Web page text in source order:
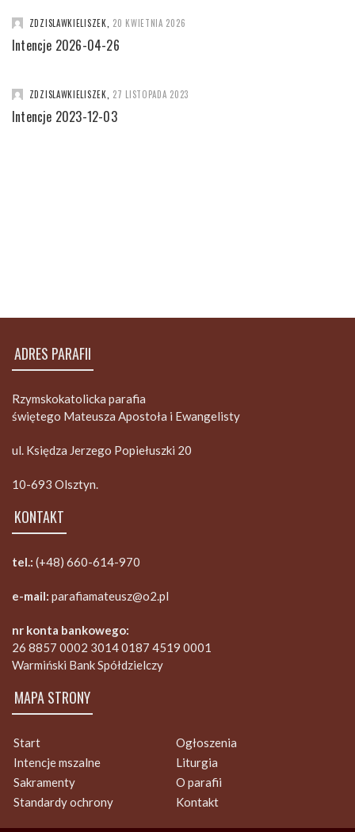
ZDZISLAWKIELISZEK 20 KWIETNIA 2026
Intencje 2026-04-26
ZDZISLAWKIELISZEK 27 LISTOPADA 2023
Intencje 2023-12-03
ADRES PARAFII
Rzymskokatolicka parafia
świętego Mateusza Apostoła i Ewangelisty
ul. Księdza Jerzego Popiełuszki 20
10-693 Olsztyn.
KONTAKT
tel.: (+48) 660-614-970
e-mail: parafiamateusz@o2.pl
nr konta bankowego:
26 8857 0002 3014 0187 4519 0001
Warmiński Bank Spółdzielczy
MAPA STRONY
Start
Ogłoszenia
Intencje mszalne
Liturgia
Sakramenty
O parafii
Standardy ochrony
Kontakt